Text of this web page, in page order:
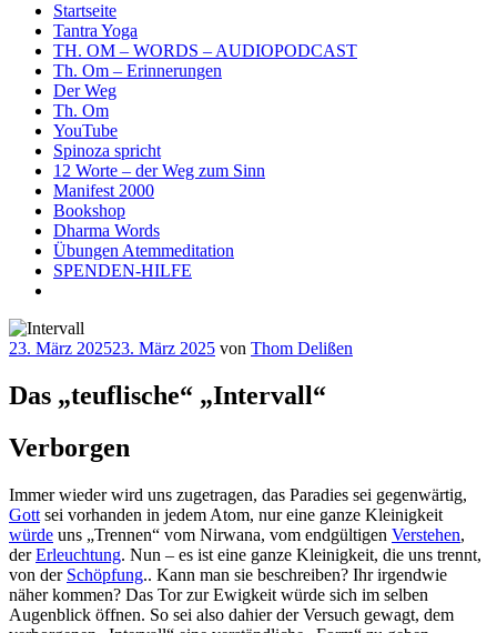
Startseite
Tantra Yoga
TH. OM – WORDS – AUDIOPODCAST
Th. Om – Erinnerungen
Der Weg
Th. Om
YouTube
Spinoza spricht
12 Worte – der Weg zum Sinn
Manifest 2000
Bookshop
Dharma Words
Übungen Atemmeditation
SPENDEN-HILFE
Veröffentlicht
23. März 202523. März 2025 von Thom Delißen
Das „teuflische“ „Intervall“
Verborgen
Immer wieder wird uns zugetragen, das Paradies sei gegenwärtig,
Gott sei vorhanden in jedem Atom, nur eine ganze Kleinigkeit
würde uns „Trennen“ vom Nirwana, vom endgültigen Verstehen,
derErleuchtung. Nun – es ist eine ganze Kleinigkeit, die uns trennt,
von der Schöpfung.. Kann man sie beschreiben? Ihr irgendwie
näher kommen? Das Tor zur Ewigkeit würde sich im selben
Augenblick öffnen. So sei also dahier der Versuch gewagt, dem